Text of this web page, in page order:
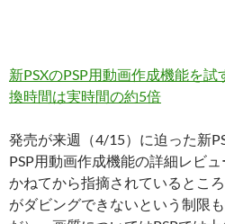
新PSXのPSP用動画作成機能を
換時間は実時間の約5倍
発売が来週（4/15）に迫った新
PSP用動画作成機能の詳細レビ
かねてから指摘されているとこ
がダビングできないという制限